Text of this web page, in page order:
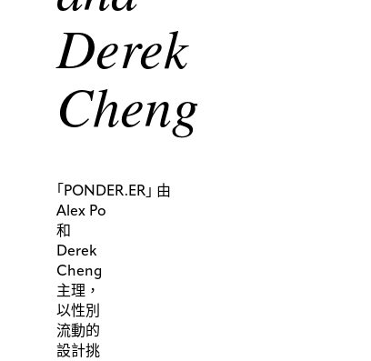
Derek
Cheng
「PONDER.ER 」由
Alex Po
和
Derek
Cheng
主理，
以性別
流動的
設計挑
手
鈎
織
長
心